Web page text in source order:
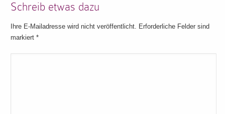
Schreib etwas dazu
Ihre E-Mailadresse wird nicht veröffentlicht. Erforderliche Felder sind
markiert*